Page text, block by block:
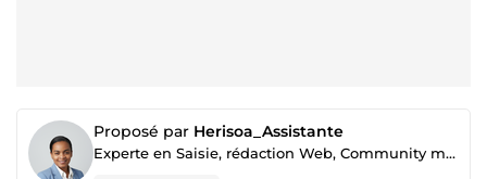
Proposé par Herisoa_Assistante
Experte en Saisie, rédaction Web, Community manager